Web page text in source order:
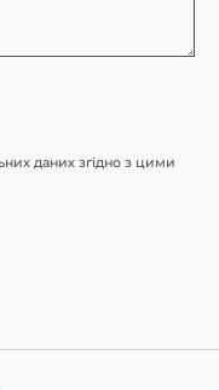
даних згідно з цими